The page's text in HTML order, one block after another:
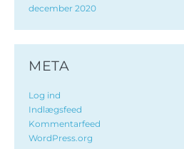
december 2020
META
Log ind
Indlægsfeed
Kommentarfeed
WordPress.org